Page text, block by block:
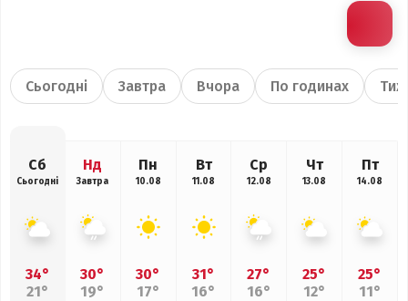
Сьогодні Завтра Вчора По годинах
Сб
Сьогодні
34°
21°
Нд
Завтра
30°
19°
Пн
10.08
30°
17°
Вт
11.08
31°
16°
Ср
12.08
27°
16°
Чт
13.08
25°
12°
Пт
14.08
25°
11°